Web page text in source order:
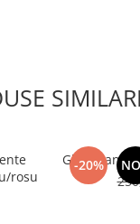
albastru/rosu
-20%
Ghiozdan